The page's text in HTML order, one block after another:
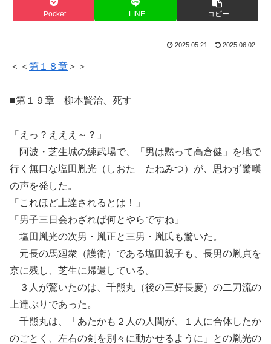
Pocket LINE コピー
2025.05.21 2025.06.02
＜＜ 第１８章 ＞＞
■第１９章 柳本賢治、死す
「えっ？えええ～？」
阿波・芝生城の練武場で、「男は黙って高倉健」を地で
行く無口な塩田胤光（しおた たねみつ）が、思わず驚嘆
の声を発した。
「これほど上達されるとは！」
「男子三日会わざれば何とやらですね」
塩田胤光の次男・胤正と三男・胤氏も驚いた。
元長の馬廻衆（護衛）である塩田親子も、長男の胤貞を
京に残し、芝生に帰還している。
３人が驚いたのは、千熊丸（後の三好長慶）の二刀流の
上達ぶりであった。
千熊丸は、「あたかも２人の人間が、１人に合体したか
のごとく、左右の剣を別々に動かせるように」との胤光の